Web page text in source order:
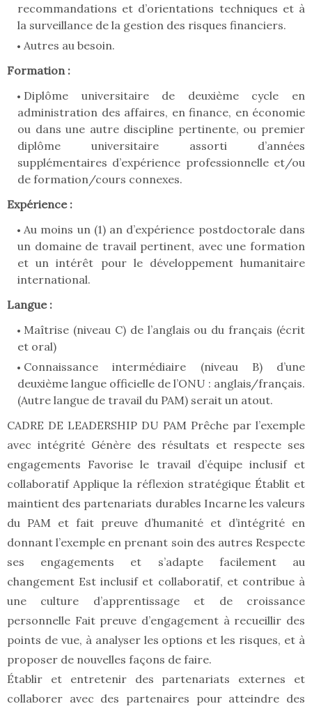
recommandations et d’orientations techniques et à
la surveillance de la gestion des risques financiers.
Autres au besoin.
Formation :
Diplôme universitaire de deuxième cycle en
administration des affaires, en finance, en économie
ou dans une autre discipline pertinente, ou premier
diplôme universitaire assorti d’années
supplémentaires d’expérience professionnelle et/ou
de formation/cours connexes.
Expérience :
Au moins un (1) an d’expérience postdoctorale dans
un domaine de travail pertinent, avec une formation
et un intérêt pour le développement humanitaire
international.
Langue :
Maîtrise (niveau C) de l’anglais ou du français (écrit
et oral)
Connaissance intermédiaire (niveau B) d’une
deuxième langue officielle de l’ONU : anglais/français.
(Autre langue de travail du PAM) serait un atout.
CADRE DE LEADERSHIP DU PAM Prêche par l’exemple
avec intégrité Génère des résultats et respecte ses
engagements Favorise le travail d’équipe inclusif et
collaboratif Applique la réflexion stratégique Établit et
maintient des partenariats durables Incarne les valeurs
du PAM et fait preuve d’humanité et d’intégrité en
donnant l’exemple en prenant soin des autres Respecte
ses engagements et s’adapte facilement au
changement Est inclusif et collaboratif, et contribue à
une culture d’apprentissage et de croissance
personnelle Fait preuve d’engagement à recueillir des
points de vue, à analyser les options et les risques, et à
proposer de nouvelles façons de faire.
Établir et entretenir des partenariats externes et
collaborer avec des partenaires pour atteindre des